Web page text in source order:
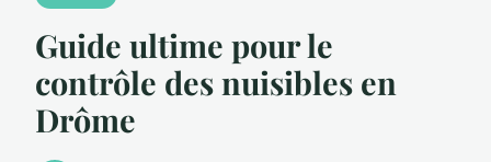
Guide ultime pour le
contrôle des nuisibles en
Drôme